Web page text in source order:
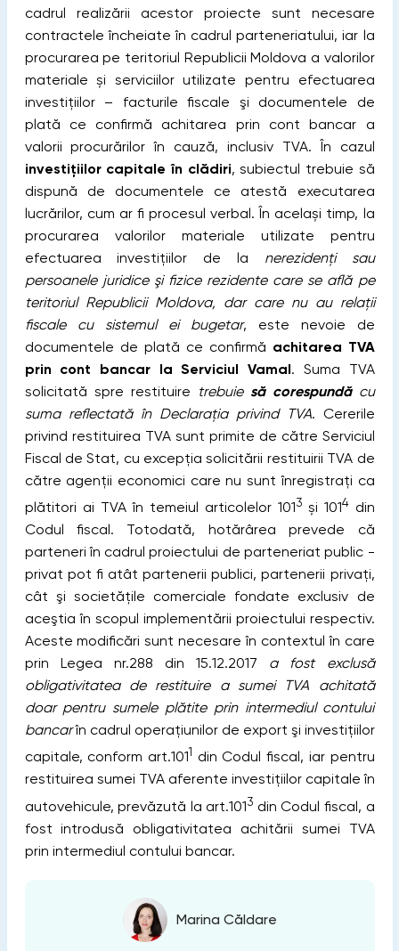
cadrul realizării acestor proiecte sunt necesare
contractele încheiate în cadrul parteneriatului, iar la
procurarea pe teritoriul Republicii Moldova a valorilor
materiale și serviciilor utilizate pentru efectuarea
investiţiilor – facturile fiscale şi documentele de
plată ce confirmă achitarea prin cont bancar a
valorii procurărilor în cauză, inclusiv TVA. În cazul
investițiilor capitale în clădiri, subiectul trebuie să
dispună de documentele ce atestă executarea
lucrărilor, cum ar fi procesul verbal. În același timp, la
procurarea valorilor materiale utilizate pentru
efectuarea investiţiilor de la nerezidenţi sau
persoanele juridice şi fizice rezidente care se află pe
teritoriul Republicii Moldova, dar care nu au relaţii
fiscale cu sistemul ei bugetar, este nevoie de
documentele de plată ce confirmă achitarea TVA
prin cont bancar la Serviciul Vamal. Suma TVA
solicitată spre restituire trebuie să corespundăcu
suma reflectată în Declarația privind TVA. Cererile
privind restituirea TVA sunt primite de către Serviciul
Fiscal de Stat, cu excepția solicitării restituirii TVA de
către agenții economici care nu sunt înregistrați ca
plătitori ai TVA în temeiul articolelor 1013 și 1014din
Codul fiscal. Totodată, hotărârea prevede că
parteneri în cadrul proiectului de parteneriat public -
privat pot fi atât partenerii publici, partenerii privaţi,
cât şi societăţile comerciale fondate exclusiv de
aceştia în scopul implementării proiectului respectiv.
Aceste modificări sunt necesare în contextul în care
prin Legea nr.288 din 15.12.2017 a fost exclusă
obligativitatea de restituire a sumei TVA achitată
doar pentru sumele plătite prin intermediul contului
bancarîn cadrul operaţiunilor de export şi investiţiilor
capitale, conform art.1011 din Codul fiscal, iar pentru
restituirea sumei TVA aferente investiţiilor capitale în
autovehicule, prevăzută la art.1013 din Codul fiscal, a
fost introdusă obligativitatea achitării sumei TVA
prin intermediul contului bancar.
Marina Căldare